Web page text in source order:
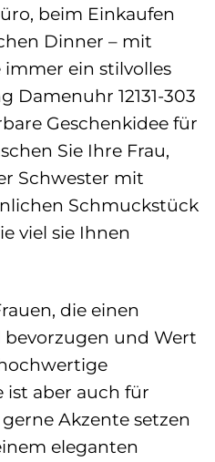
beim Einkaufen
Dinner – mit
immer ein stilvolles
Damenuhr 12131-303
Geschenkidee für
Sie Ihre Frau,
Schwester mit
Schmuckstück
viel sie Ihnen
die einen
und Wert
ist aber auch für
Akzente setzen
eleganten